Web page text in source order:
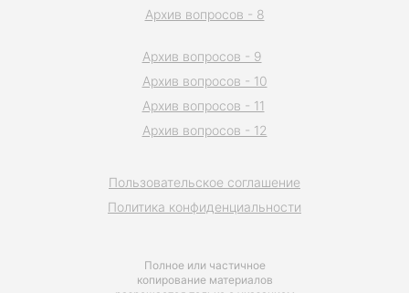
Полное или частичное
копирование материалов
Пользовательское соглашение
Политика конфиденциальности
Архив вопросов - 8
Архив вопросов - 9
Архив вопросов - 10
Архив вопросов - 11
Архив вопросов - 12